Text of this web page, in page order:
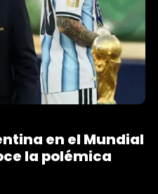
en el Mundial
la polémica